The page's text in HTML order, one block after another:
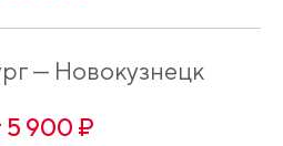
— Новокузнецк
5 900 ₽